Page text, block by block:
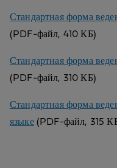
Стандартная форма
(PDF-файл, 410 КБ)
Стандартная форма
(PDF-файл, 310 КБ)
Стандартная форма
языке(PDF-файл, 315